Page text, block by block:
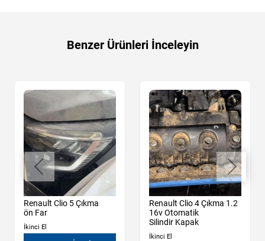
Benzer Ürünleri İnceleyin
Renault Clio 5 Çıkma
ön Far
İkinci El
Renault Clio 4 Çıkma 1.2
16v Otomatik
Silindir Kapak
İkinci El